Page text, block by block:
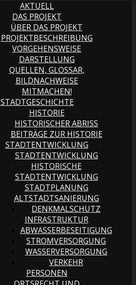
AKTUELL
DAS PROJEKT
ÜBER DAS PROJEKT
PROJEKTBESCHREIBUNG
VORGEHENSWEISE
DARSTELLUNG
QUELLEN, GLOSSAR,
BILDNACHWEISE
MITMACHEN!
STADTGESCHICHTE
HISTORIE
HISTORISCHER ABRISS
BEITRÄGE ZUR HISTORIE
STADTENTWICKLUNG
STADTENTWICKLUNG
HISTORISCHE
STADTENTWICKLUNG
STADTPLANUNG
ALTSTADTSANIERUNG
DENKMALSCHUTZ
INFRASTRUKTUR
ABWASSERBESEITIGUNG
STROMVERSORGUNG
WASSERVERSORGUNG
VERKEHR
PERSONEN